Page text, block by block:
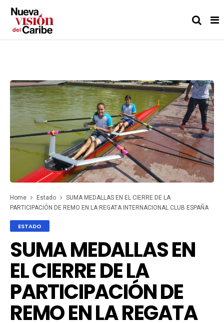
Home Estado
SUMA MEDALLAS EN EL CIERRE DE LA
PARTICIPACIÓN DE REMO EN LA REGATA INTERNACIONAL CLUB ESPAÑA
ESTADO
SUMA MEDALLAS EN
EL CIERRE DE LA
PARTICIPACIÓN DE
REMO EN LA REGATA